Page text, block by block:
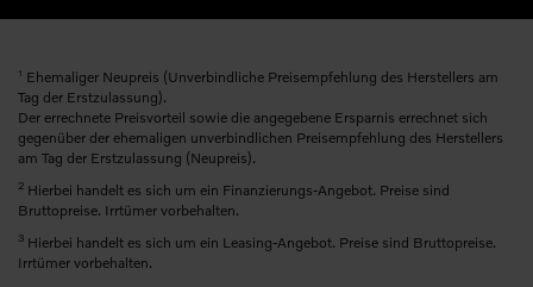
1 Ehemaliger Neupreis (Unverbindliche Preisempfehlung des Herstellers am
Tag der Erstzulassung).
Der errechnete Preisvorteil sowie die angegebene Ersparnis errechnet sich
gegenüber der ehemaligen unverbindlichen Preisempfehlung des Herstellers
am Tag der Erstzulassung (Neupreis).
2 Hierbei handelt es sich um ein Finanzierungs-Angebot. Preise sind
Bruttopreise. Irrtümer vorbehalten.
3 Hierbei handelt es sich um ein Leasing-Angebot. Preise sind Bruttopreise.
Irrtümer vorbehalten.